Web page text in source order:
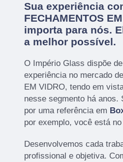
Sua experiência
FECHAMENTOS
importa para nós.
a melhor possível.
O Império Glass dispõe
experiência no mercado
EM VIDRO, tendo em
nesse segmento há anos.
por uma referência em
por exemplo, você está
Desenvolvemos cada
profissional e objetiva.